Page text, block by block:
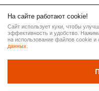
JX
На сайте работают cookie!
Сайт использует куки, чтобы
эффективность и удобство.
на использование файлов cookie и
данных